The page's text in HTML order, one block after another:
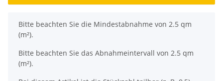
x
Bitte beachten Sie die Mindestabnahme von 2.5 qm
(m²).
Bitte beachten Sie das Abnahmeintervall von 2.5 qm
(m²).